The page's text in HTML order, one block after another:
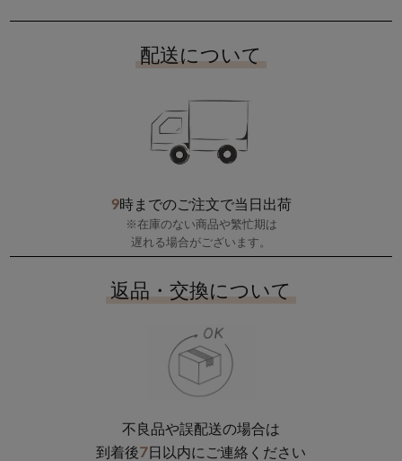
配送について
9時までのご注文で当日出荷
※在庫のない商品や繁忙期は
遅れる場合がございます。
返品・交換について
不良品や誤配送の場合は
到着後7日以内にご連絡ください